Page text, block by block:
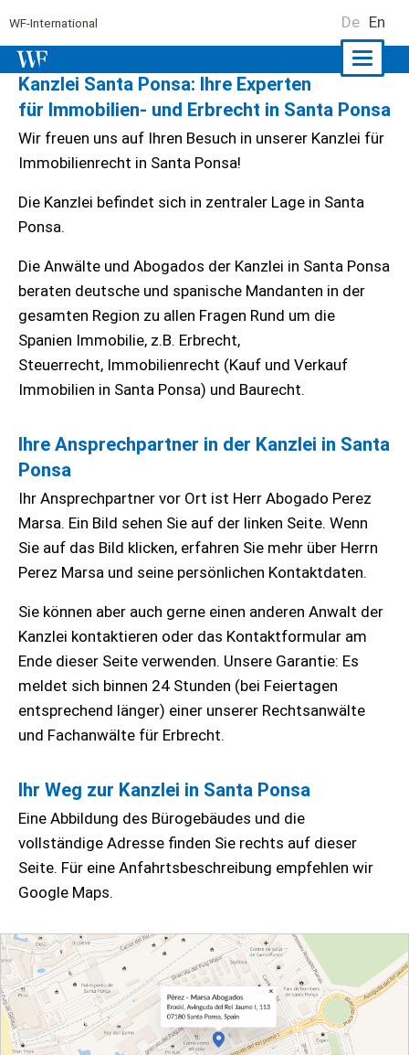
WF-International De En
Kanzlei Santa Ponsa: Ihre Experten
für Immobilien- und Erbrecht in Santa Ponsa
Wir freuen uns auf Ihren Besuch in unserer Kanzlei für
Immobilienrecht in Santa Ponsa!
Die Kanzlei befindet sich in zentraler Lage in Santa
Ponsa.
Die Anwälte und Abogados der Kanzlei in Santa Ponsa
beraten deutsche und spanische Mandanten in der
gesamten Region zu allen Fragen Rund um die
Spanien Immobilie, z.B. Erbrecht,
Steuerrecht, Immobilienrecht (Kauf und Verkauf
Immobilien in Santa Ponsa) und Baurecht.
Ihre Ansprechpartner in der Kanzlei in Santa
Ponsa
Ihr Ansprechpartner vor Ort ist Herr Abogado Perez
Marsa. Ein Bild sehen Sie auf der linken Seite. Wenn
Sie auf das Bild klicken, erfahren Sie mehr über Herrn
Perez Marsa und seine persönlichen Kontaktdaten.
Sie können aber auch gerne einen anderen Anwalt der
Kanzlei kontaktieren oder das Kontaktformular am
Ende dieser Seite verwenden. Unsere Garantie: Es
meldet sich binnen 24 Stunden (bei Feiertagen
entsprechend länger) einer unserer Rechtsanwälte
und Fachanwälte für Erbrecht.
Ihr Weg zur Kanzlei in Santa Ponsa
Eine Abbildung des Bürogebäudes und die
vollständige Adresse finden Sie rechts auf dieser
Seite. Für eine Anfahrtsbeschreibung empfehlen wir
Google Maps.